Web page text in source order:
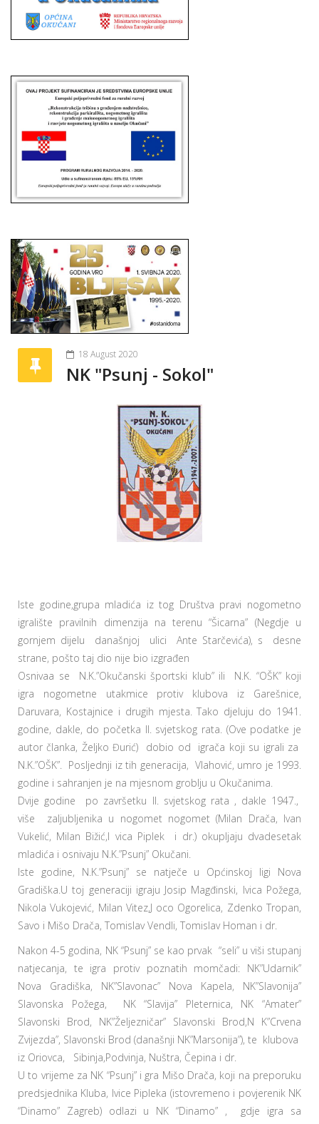
18 August 2020
NK "Psunj - Sokol"
Iste godine,grupa mladića iz tog Društva pravi nogometno
igralište pravilnih dimenzija na terenu “Šicarna” (Negdje u
gornjem dijelu današnjoj ulici Ante Starčevića), s desne
strane, pošto taj dio nije bio izgrađen
Osnivaa se N.K.”Okučanski športski klub” ili N.K. “OŠK” koji
igra nogometne utakmice protiv klubova iz Garešnice,
Daruvara, Kostajnice i drugih mjesta. Tako djeluju do 1941.
godine, dakle, do početka II. svjetskog rata. (Ove podatke je
autor članka, Željko Đurić) dobio od igrača koji su igrali za
N.K.”OŠK”. Posljednji iz tih generacija, Vlahović, umro je 1993.
godine i sahranjen je na mjesnom groblju u Okučanima.
Dvije godine po završetku II. svjetskog rata , dakle 1947.,
više zaljubljenika u nogomet nogomet (Milan Drača, Ivan
Vukelić, Milan Bižić,I vica Piplek i dr.) okupljaju dvadesetak
mladića i osnivaju N.K.”Psunj” Okučani.
Iste godine, N.K.”Psunj” se natječe u Općinskoj ligi Nova
Gradiška.U toj generaciji igraju Josip Magđinski, Ivica Požega,
Nikola Vukojević, Milan Vitez,J oco Ogorelica, Zdenko Tropan,
Savo i Mišo Drača, Tomislav Vendli, Tomislav Homan i dr.
Nakon 4-5 godina, NK “Psunj” se kao prvak “seli” u viši stupanj
natjecanja, te igra protiv poznatih momčadi: NK”Udarnik”
Nova Gradiška, NK”Slavonac” Nova Kapela, NK”Slavonija”
Slavonska Požega, NK “Slavija” Pleternica, NK “Amater”
Slavonski Brod, NK”Željezničar” Slavonski Brod,N K”Crvena
Zvijezda”, Slavonski Brod (današnji NK”Marsonija”), te klubova
iz Oriovca, Sibinja,Podvinja, Nuštra, Čepina i dr.
U to vrijeme za NK “Psunj” i gra Mišo Drača, koji na preporuku
predsjednika Kluba, Ivice Pipleka (istovremeno i povjerenik NK
“Dinamo” Zagreb) odlazi u NK “Dinamo” , gdje igra sa